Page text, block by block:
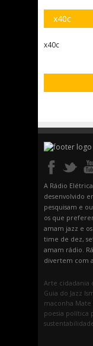
x40c
x40c
A Rádio
desenvolvido
pesquisam e
os que
amam jazz e
time de dez,
amam rádio.
divertem com
Arte cidadania
Guia do Jazz
maconha Mate
poesia política